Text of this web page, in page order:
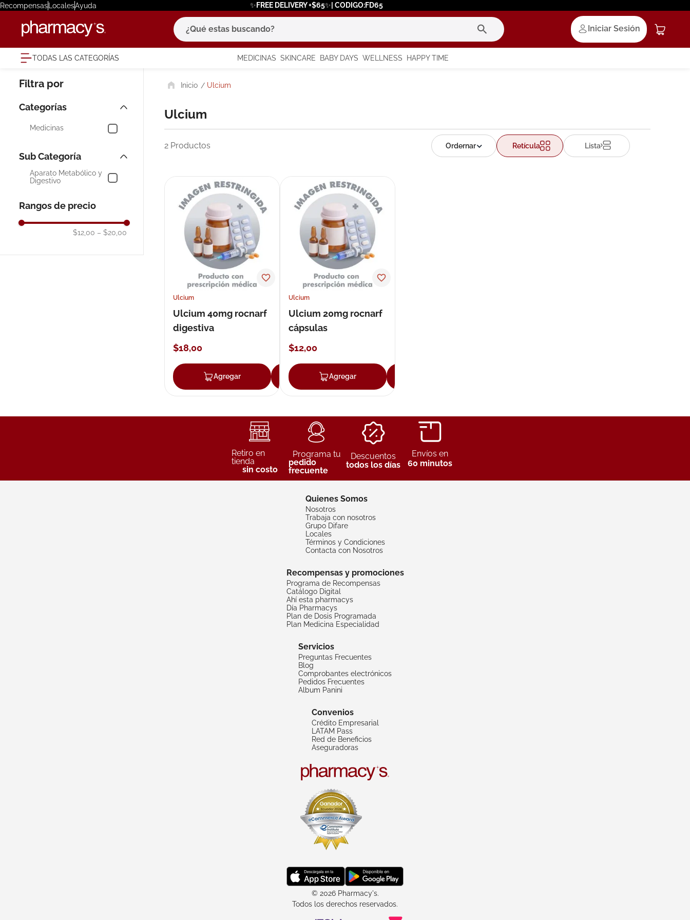
RecompensasLocalesAyuda ✨FREE DELIVERY +$65✨| CODIGO:FD65
¿Qué estas buscando?
Iniciar Sesión
TODAS LAS CATEGORÍAS MEDICINAS SKINCARE BABY DAYS WELLNESS HAPPY TIME
Medicinas
Aparato Metabólico y
Digestivo
Rangos de precio
$12,00 – $20,00
Ulcium
Ulcium
2 Productos Retícula Lista
Ulcium
Ulcium 40mg rocnarf
digestiva
$18,00
Agregar Agregar
Ulcium
Ulcium 20mg rocnarf
cápsulas
$12,00
Agregar
Retiro en
tienda
sin costo
Programa tu
pedido
frecuente
Descuentos
todos los días
Envíos en
60 minutos
Quienes Somos
Nosotros
Trabaja con nosotros
Grupo Difare
Locales
Términos y Condiciones
Contacta con Nosotros
Recompensas y promociones
Programa de Recompensas
Catálogo Digital
Ahí esta pharmacys
Día Pharmacys
Plan de Dosis Programada
Plan Medicina Especialidad
Servicios
Preguntas Frecuentes
Blog
Comprobantes electrónicos
Pedidos Frecuentes
Album Panini
Convenios
Crédito Empresarial
LATAM Pass
Red de Beneficios
Aseguradoras
© 2026 Pharmacy's.
Todos los derechos reservados.
términos más buscados
1. eucerin
3
6. degraler
7. isdin
roche posay
9. megacistin
pañales